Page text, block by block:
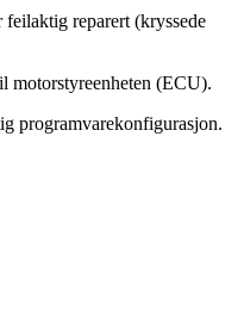
feilaktig reparert (kryssede
motorstyreenheten (ECU).
programvarekonfigurasjon.